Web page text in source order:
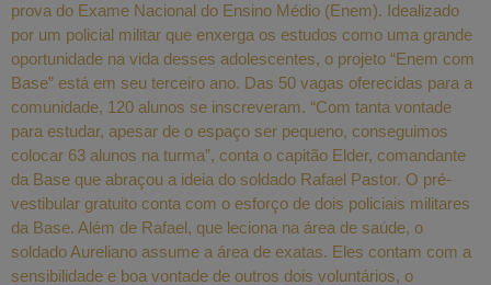
prova do Exame Nacional do Ensino Médio (Enem). Idealizado
por um policial militar que enxerga os estudos como uma grande
oportunidade na vida desses adolescentes, o projeto “Enem com
Base” está em seu terceiro ano. Das 50 vagas oferecidas para a
comunidade, 120 alunos se inscreveram. “Com tanta vontade
para estudar, apesar de o espaço ser pequeno, conseguimos
colocar 63 alunos na turma”, conta o capitão Elder, comandante
da Base que abraçou a ideia do soldado Rafael Pastor. O pré-
vestibular gratuito conta com o esforço de dois policiais militares
da Base. Além de Rafael, que leciona na área de saúde, o
soldado Aureliano assume a área de exatas. Eles contam com a
sensibilidade e boa vontade de outros dois voluntários, o